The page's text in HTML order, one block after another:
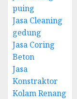
puing
Jasa Cleaning
gedung
Jasa Coring
Beton
Jasa
Konstraktor
Kolam Renang